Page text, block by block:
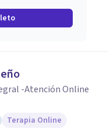
-Atención Online
Terapia Online